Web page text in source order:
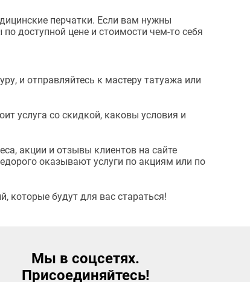
перчатки. Если вам нужны
доступной цене и стоимости чем-то себя
и отправляйтесь к мастеру татуажа или
услуга со скидкой, каковы условия и
акции и отзывы клиентов на сайте
оказывают услуги по акциям или по
будут для вас стараться!
Мы в соцсетях.
Присоединяйтесь!